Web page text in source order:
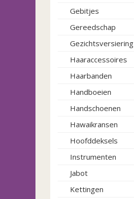
Gebitjes
Gereedschap
Gezichtsversiering
Haaraccessoires
Haarbanden
Handboeien
Handschoenen
Hawaikransen
Hoofddeksels
Instrumenten
Jabot
Kettingen